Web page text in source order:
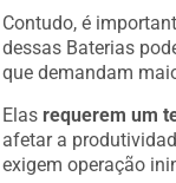
Contudo, é
dessas Baterias
que demandam
Elas
requerem um
afetar a
exigem operação